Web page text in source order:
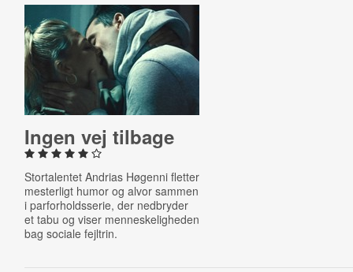
Ingen vej tilbage
Stortalentet Andrias Høgenni fletter
mesterligt humor og alvor sammen
i parforholdsserie, der nedbryder
et tabu og viser menneskeligheden
bag sociale fejltrin.